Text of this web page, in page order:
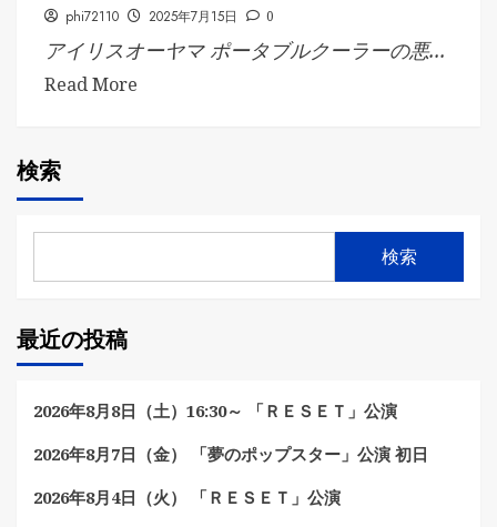
phi72110 2025年7月15日 0
アイリスオーヤマ ポータブルクーラーの悪...
Read More
検索
検索
最近の投稿
2026年8月8日（土）16:30～ 「ＲＥＳＥＴ」公演
2026年8月7日（金） 「夢のポップスター」公演 初日
2026年8月4日（火） 「ＲＥＳＥＴ」公演